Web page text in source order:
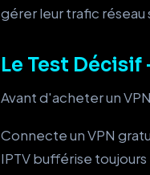
gérer leur trafic
Le Test
Avant d'acheter un
Connecte un VPN
IPTV bufférise